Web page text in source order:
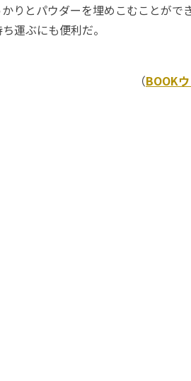
りとパウダーを埋めこむことがで
運ぶにも便利だ。
（BOOK